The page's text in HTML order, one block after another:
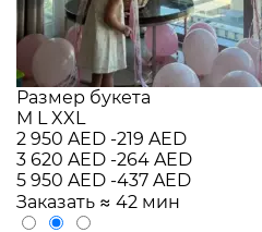
Размер букета
M LXXL
2 950 AED -219 AED
3 620 AED -264 AED
5 950 AED -437 AED
Заказать ≈ 42 мин